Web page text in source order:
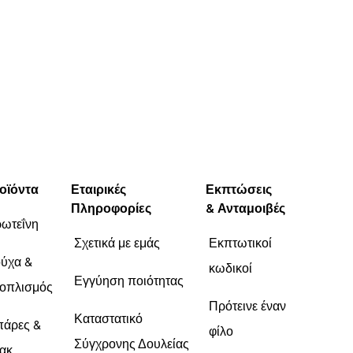
&
&
Εταιρικές
Πληροφορίες
Σχετικά με εμάς
Εγγύηση ποιότητας
Καταστατικό
Σύγχρονης Δουλείας
Εκπτώσεις
& Ανταμοιβές
Εκπτωτικοί
κωδικοί
Πρότεινε έναν
φίλο